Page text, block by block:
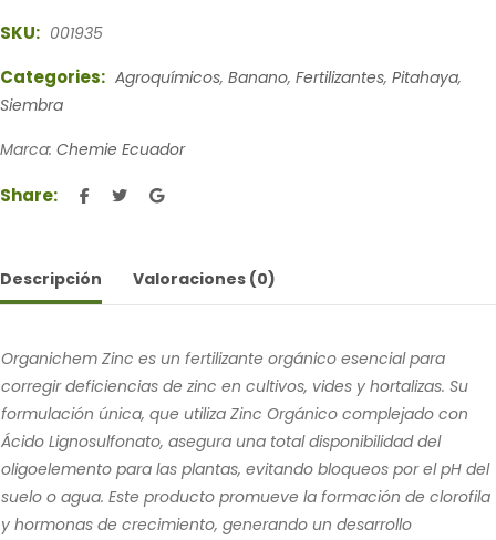
SKU: 001935
Categories: Agroquímicos, Banano, Fertilizantes, Pitahaya,
Siembra
Marca: Chemie Ecuador
Share:
Descripción Valoraciones (0)
Organichem Zinc es un fertilizante orgánico esencial para
corregir deficiencias de zinc en cultivos, vides y hortalizas. Su
formulación única, que utiliza Zinc Orgánico complejado con
Ácido Lignosulfonato, asegura una total disponibilidad del
oligoelemento para las plantas, evitando bloqueos por el pH del
suelo o agua. Este producto promueve la formación de clorofila
y hormonas de crecimiento, generando un desarrollo